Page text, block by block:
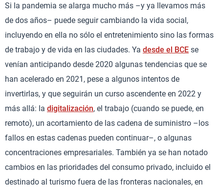
Si la pandemia se alarga mucho más –y ya llevamos más
de dos años– puede seguir cambiando la vida social,
incluyendo en ella no sólo el entretenimiento sino las formas
de trabajo y de vida en las ciudades. Ya desde el BCE se
venían anticipando desde 2020 algunas tendencias que se
han acelerado en 2021, pese a algunos intentos de
invertirlas, y que seguirán un curso ascendente en 2022 y
más allá: la digitalización, el trabajo (cuando se puede, en
remoto), un acortamiento de las cadena de suministro –los
fallos en estas cadenas pueden continuar–, o algunas
concentraciones empresariales. También ya se han notado
cambios en las prioridades del consumo privado, incluido el
destinado al turismo fuera de las fronteras nacionales, en